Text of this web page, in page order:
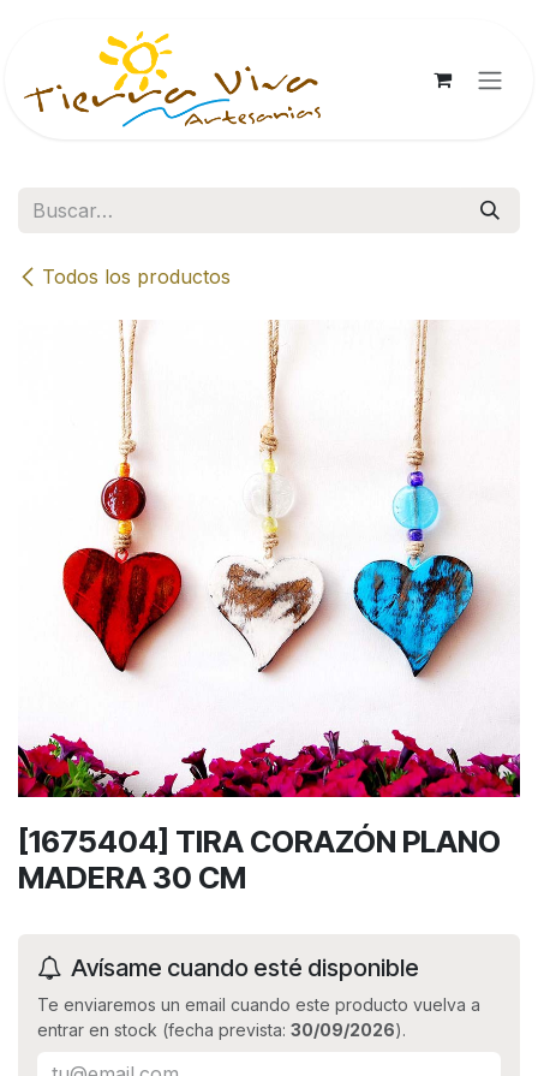
Todos los productos
[1675404] TIRA CORAZÓN PLANO
MADERA 30 CM
Avísame cuando esté disponible
Te enviaremos un email cuando este producto vuelva a
entrar en stock (fecha prevista: 30/09/2026).